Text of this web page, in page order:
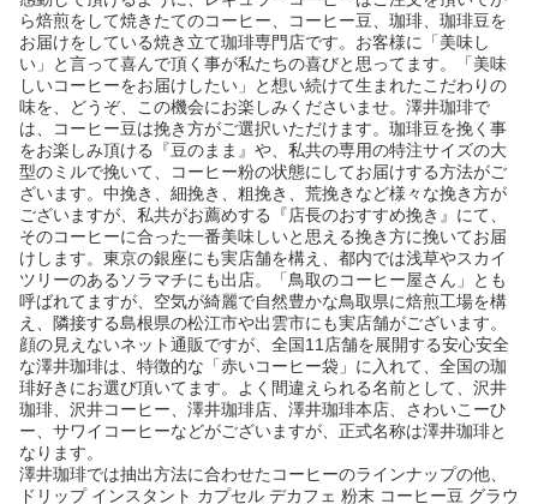
ら焙煎をして焼きたてのコーヒー、コーヒー豆、珈琲、珈琲豆を
お届けをしている焼き立て珈琲専門店です。お客様に「美味し
い」と言って喜んで頂く事が私たちの喜びと思ってます。「美味
しいコーヒーをお届けしたい」と想い続けて生まれたこだわりの
味を、どうぞ、この機会にお楽しみくださいませ。澤井珈琲で
は、コーヒー豆は挽き方がご選択いただけます。珈琲豆を挽く事
をお楽しみ頂ける『豆のまま』や、私共の専用の特注サイズの大
型のミルで挽いて、コーヒー粉の状態にしてお届けする方法がご
ざいます。中挽き、細挽き、粗挽き、荒挽きなど様々な挽き方が
ございますが、私共がお薦めする『店長のおすすめ挽き』にて、
そのコーヒーに合った一番美味しいと思える挽き方に挽いてお届
けします。東京の銀座にも実店舗を構え、都内では浅草やスカイ
ツリーのあるソラマチにも出店。「鳥取のコーヒー屋さん」とも
呼ばれてますが、空気が綺麗で自然豊かな鳥取県に焙煎工場を構
え、隣接する島根県の松江市や出雲市にも実店舗がございます。
顔の見えないネット通販ですが、全国11店舗を展開する安心安全
な澤井珈琲は、特徴的な「赤いコーヒー袋」に入れて、全国の珈
琲好きにお選び頂いてます。よく間違えられる名前として、沢井
珈琲、沢井コーヒー、澤井珈琲店、澤井珈琲本店、さわいこーひ
ー、サワイコーヒーなどがございますが、正式名称は澤井珈琲と
なります。
澤井珈琲では抽出方法に合わせたコーヒーのラインナップの他、
ドリップ インスタント カプセル デカフェ 粉末 コーヒー豆 グラウ